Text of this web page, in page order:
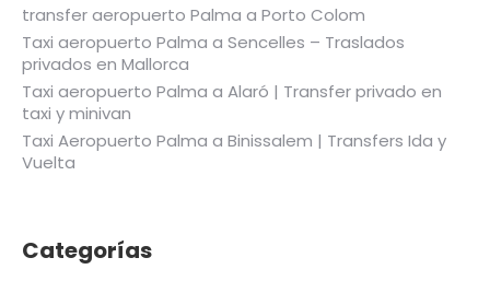
transfer aeropuerto Palma a Porto Colom
Taxi aeropuerto Palma a Sencelles – Traslados
privados en Mallorca
Taxi aeropuerto Palma a Alaró | Transfer privado en
taxi y minivan
Taxi Aeropuerto Palma a Binissalem | Transfers Ida y
Vuelta
Categorías